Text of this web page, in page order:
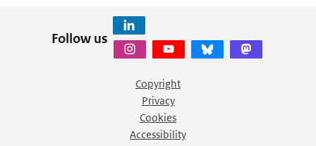
Follow us
Copyright
Privacy
Cookies
Accessibility